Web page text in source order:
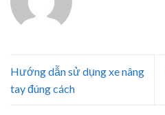
Hướng dẫn sử dụng xe nâng
tay đúng cách